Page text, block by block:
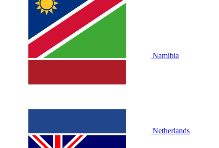
Namibia
Netherlands